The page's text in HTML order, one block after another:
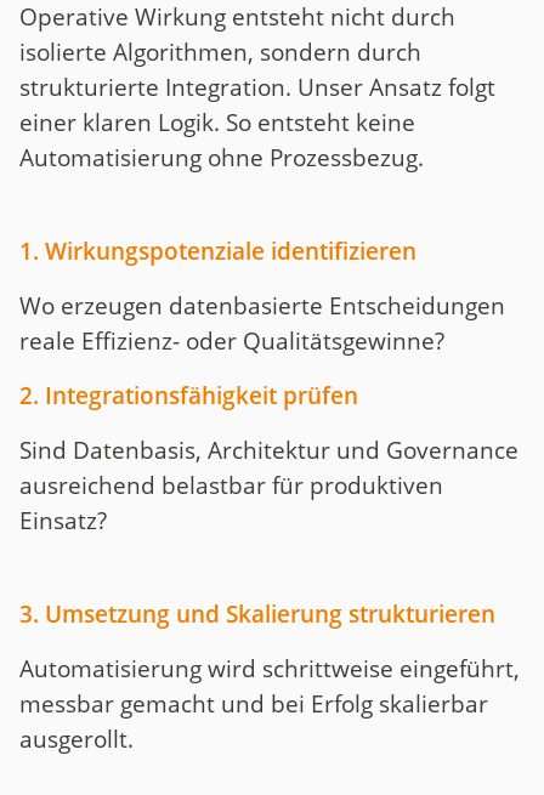
Operative Wirkung entsteht nicht durch
isolierte Algorithmen, sondern durch
strukturierte Integration. Unser Ansatz folgt
einer klaren Logik. So entsteht keine
Automatisierung ohne Prozessbezug.
1. Wirkungspotenziale identifizieren
Wo erzeugen datenbasierte Entscheidungen
reale Effizienz- oder Qualitätsgewinne?
2. Integrationsfähigkeit prüfen
Sind Datenbasis, Architektur und Governance
ausreichend belastbar für produktiven
Einsatz?
3. Umsetzung und Skalierung strukturieren
Automatisierung wird schrittweise eingeführt,
messbar gemacht und bei Erfolg skalierbar
ausgerollt.